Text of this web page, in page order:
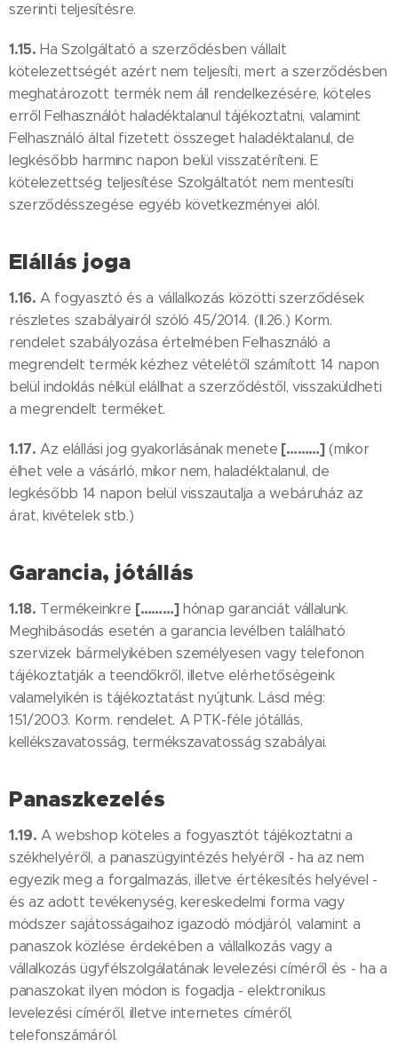
szerinti teljesítésre.
1.15. Ha Szolgáltató a szerződésben vállalt
kötelezettségét azért nem teljesíti, mert a szerződésben
meghatározott termék nem áll rendelkezésére, köteles
erről Felhasználót haladéktalanul tájékoztatni, valamint
Felhasználó által fizetett összeget haladéktalanul, de
legkésőbb harminc napon belül visszatéríteni. E
kötelezettség teljesítése Szolgáltatót nem mentesíti
szerződésszegése egyéb következményei alól.
Elállás joga
1.16. A fogyasztó és a vállalkozás közötti szerződések
részletes szabályairól szóló 45/2014. (II.26.) Korm.
rendelet szabályozása értelmében Felhasználó a
megrendelt termék kézhez vételétől számított 14 napon
belül indoklás nélkül elállhat a szerződéstől, visszaküldheti
a megrendelt terméket.
1.17. Az elállási jog gyakorlásának menete [………](mikor
élhet vele a vásárló, mikor nem, haladéktalanul, de
legkésőbb 14 napon belül visszautalja a webáruház az
árat, kivételek stb.)
Garancia, jótállás
1.18. Termékeinkre [………]hónap garanciát vállalunk.
Meghibásodás esetén a garancia levélben található
szervizek bármelyikében személyesen vagy telefonon
tájékoztatják a teendőkről, illetve elérhetőségeink
valamelyikén is tájékoztatást nyújtunk. Lásd még:
151/2003. Korm. rendelet. A PTK-féle jótállás,
kellékszavatosság, termékszavatosság szabályai.
Panaszkezelés
1.19. A webshop köteles a fogyasztót tájékoztatni a
székhelyéről, a panaszügyintézés helyéről - ha az nem
egyezik meg a forgalmazás, illetve értékesítés helyével -
és az adott tevékenység, kereskedelmi forma vagy
módszer sajátosságaihoz igazodó módjáról, valamint a
panaszok közlése érdekében a vállalkozás vagy a
vállalkozás ügyfélszolgálatának levelezési címéről és - ha a
panaszokat ilyen módon is fogadja - elektronikus
levelezési címéről, illetve internetes címéről,
telefonszámáról.